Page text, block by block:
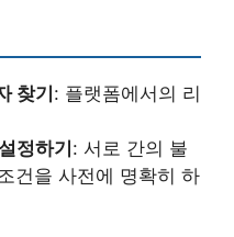
찾기 : 플랫폼에서의 리
정하기 : 서로 간의 불
건을 사전에 명확히 하